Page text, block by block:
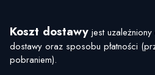
Koszt dostawy jest
dostawy oraz sposobu płatności
pobraniem).